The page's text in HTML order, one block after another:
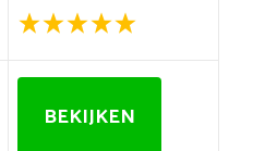
BEKIJKEN